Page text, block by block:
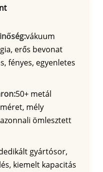
vákuum
erős bevonat
fényes, egyenletes
50+ metál
mély
ömlesztett
gyártósor,
kiemelt kapacitás